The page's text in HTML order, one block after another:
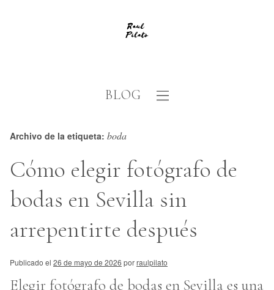
BLOG
Archivo de la etiqueta: boda
Cómo elegir fotógrafo de
bodas en Sevilla sin
arrepentirte después
Publicado el 26 de mayo de 2026 porraulpilato
Elegir fotógrafo de bodas en Sevilla es una